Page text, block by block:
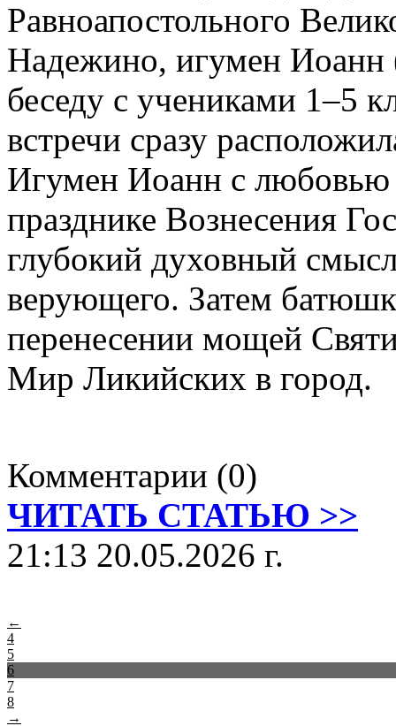
Равноапостольного
Надежино, игумен
беседу с учениками 1–5
встречи сразу
Игумен Иоанн с любовью
празднике Вознесения
глубокий духовный
верующего. Затем
перенесении мощей
Мир Ликийских в город.
Комментарии (0)
ЧИТАТЬ СТАТЬЮ >>
21:13 20.05.2026 г.
←
4
5
6
7
8
→